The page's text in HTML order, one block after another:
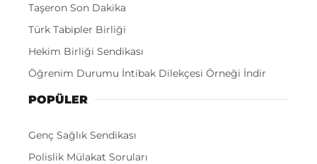
Taşeron Son Dakika
Türk Tabipler Birliği
Hekim Birliği Sendikası
Öğrenim Durumu İntibak Dilekçesi Örneği İndir
POPÜLER
Genç Sağlık Sendikası
Polislik Mülakat Soruları